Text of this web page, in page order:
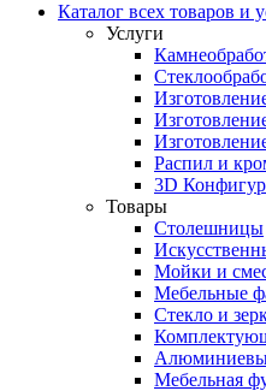
Каталог всех товаров и
Услуги
Распил и
3D
Товары
Столешницы
Мойки и
Мебельные
Стекло и
Мебельная